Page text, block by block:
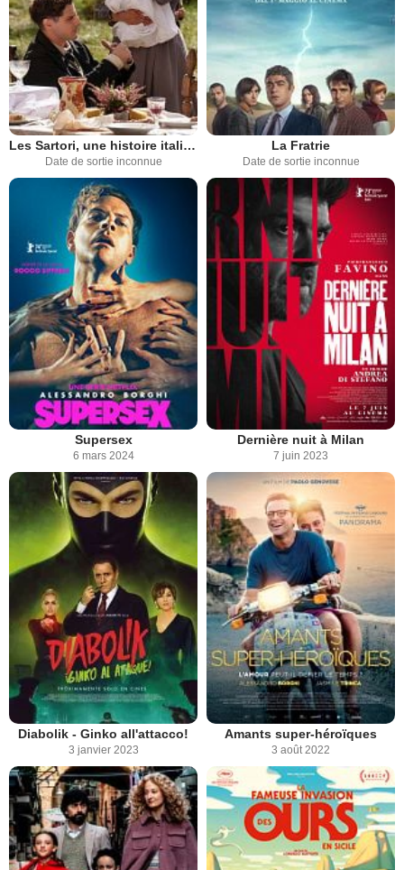
Les Sartori, une histoire italienne
Date de sortie inconnue
La Fratrie
Date de sortie inconnue
Supersex
6 mars 2024
Dernière nuit à Milan
7 juin 2023
Diabolik - Ginko all'attacco!
3 janvier 2023
Amants super-héroïques
3 août 2022